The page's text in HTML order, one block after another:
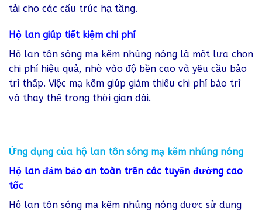
tải cho các cấu trúc hạ tầng.
Hộ lan giúp tiết kiệm chi phí
Hộ lan tôn sóng mạ kẽm nhúng nóng là một lựa chọn
chi phí hiệu quả, nhờ vào độ bền cao và yêu cầu bảo
trì thấp. Việc mạ kẽm giúp giảm thiểu chi phí bảo trì
và thay thế trong thời gian dài.
Ứng dụng của hộ lan tôn sóng mạ kẽm nhúng nóng
Hộ lan đảm bảo an toàn trên các tuyến đường cao
tốc
Hộ lan tôn sóng mạ kẽm nhúng nóng được sử dụng